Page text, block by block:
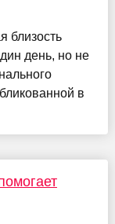
близость
день, но не
в